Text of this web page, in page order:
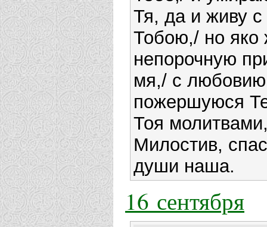
Тя, да и живу с
Тобою,/ но яко
непорочную
мя,/ с любовию
пожершуюся
Тоя
Милостив,
души наша.
16 сентября